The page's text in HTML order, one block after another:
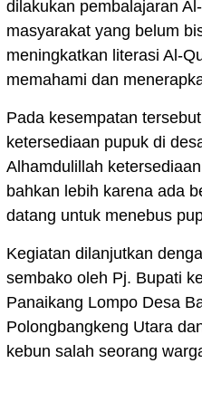
dilakukan pembalajaran
masyarakat yang belum
meningkatkan literasi Al-
memahami dan
Pada kesempatan
ketersediaan pupuk di
Alhamdulillah
bahkan lebih karena ada
datang untuk menebus
Kegiatan dilanjutkan
sembako oleh Pj. Bupati
Panaikang Lompo Desa
Polongbangkeng Utara
kebun salah seorang